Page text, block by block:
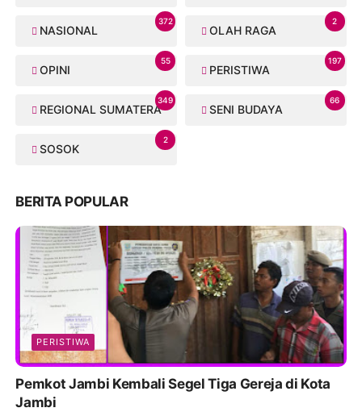
NASIONAL
372
OLAH RAGA
2
OPINI
55
PERISTIWA
197
REGIONAL SUMATERA
349
SENI BUDAYA
66
SOSOK
2
BERITA POPULAR
PERISTIWA
Pemkot Jambi Kembali Segel Tiga Gereja di Kota
Jambi